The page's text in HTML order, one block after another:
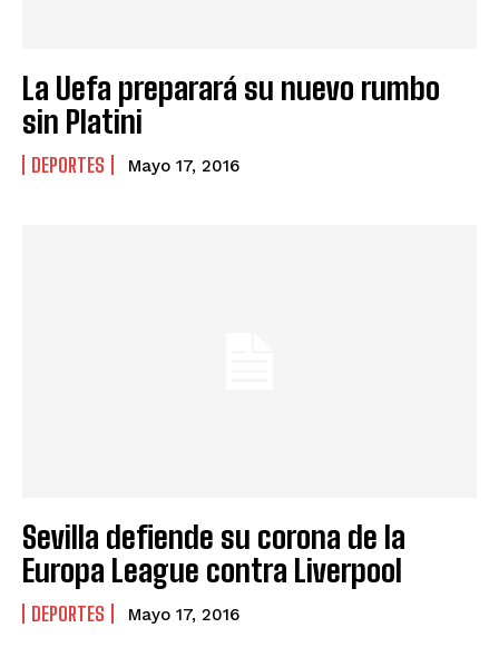
La Uefa preparará su nuevo rumbo
sin Platini
DEPORTES Mayo 17, 2016
Sevilla defiende su corona de la
Europa League contra Liverpool
DEPORTES Mayo 17, 2016